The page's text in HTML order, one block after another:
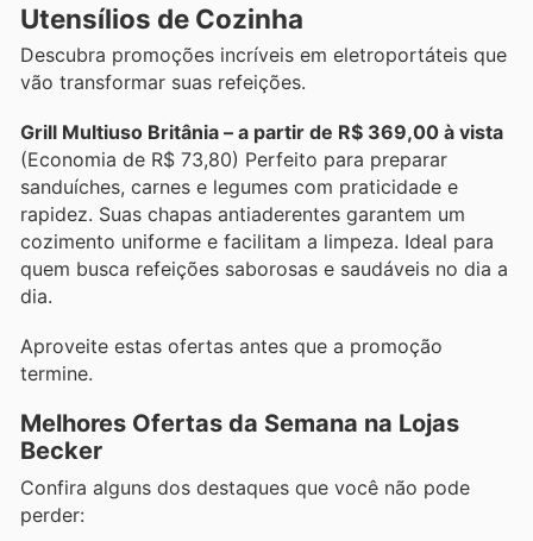
Utensílios de Cozinha
Descubra promoções incríveis em eletroportáteis que
vão transformar suas refeições.
Grill Multiuso Britânia – a partir de R$ 369,00 à vista
(Economia de R$ 73,80) Perfeito para preparar
sanduíches, carnes e legumes com praticidade e
rapidez. Suas chapas antiaderentes garantem um
cozimento uniforme e facilitam a limpeza. Ideal para
quem busca refeições saborosas e saudáveis no dia a
dia.
Aproveite estas ofertas antes que a promoção
termine.
Melhores Ofertas da Semana na Lojas
Becker
Confira alguns dos destaques que você não pode
perder: